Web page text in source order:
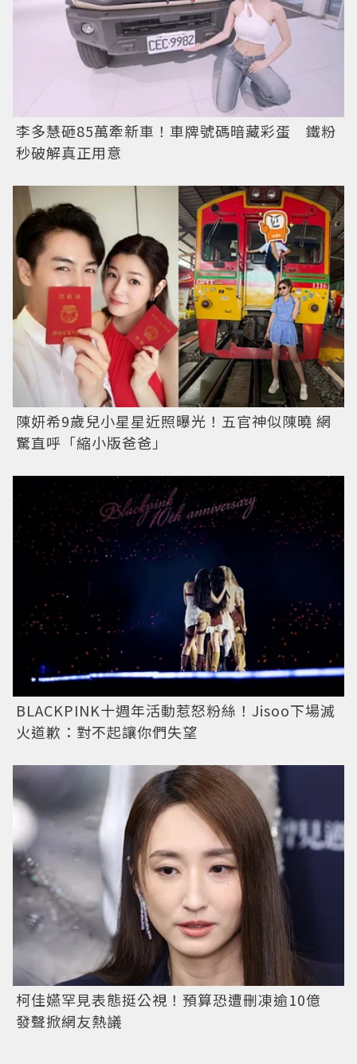
李多慧砸85萬牽新車！車牌號碼暗藏彩蛋 鐵粉
秒破解真正用意
陳妍希9歲兒小星星近照曝光！五官神似陳曉 網
驚直呼「縮小版爸爸」
BLACKPINK十週年活動惹怒粉絲！Jisoo下場滅
火道歉：對不起讓你們失望
柯佳嬿罕見表態挺公視！預算恐遭刪凍逾10億
發聲掀網友熱議